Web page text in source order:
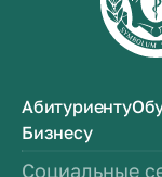
школой
19
получено 5
Абитуриенту
Бизнесу
Социальные